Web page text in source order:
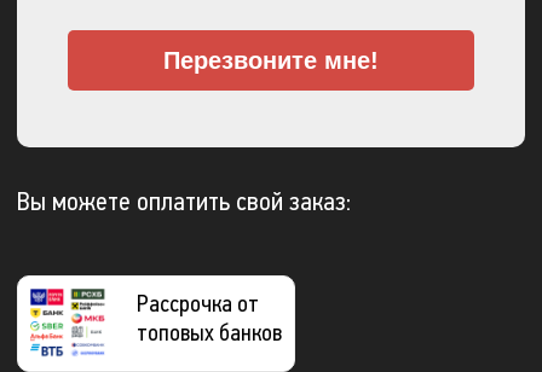
Перезвоните мне!
Вы можете оплатить свой заказ:
Рассрочка от
топовых банков